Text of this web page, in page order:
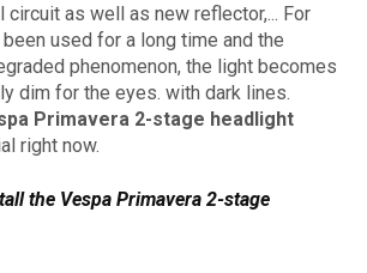
as well as new reflector,... For
used for a long time and the
phenomenon, the light becomes
dim for the eyes. with dark lines.
Primavera 2-stage headlight
right now.
the Vespa Primavera 2-stage